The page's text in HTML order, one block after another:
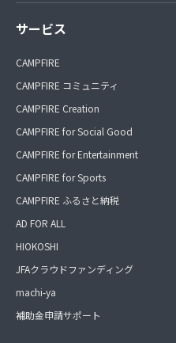
サービス
CAMPFIRE
CAMPFIRE コミュニティ
CAMPFIRE Creation
CAMPFIRE for Social Good
CAMPFIRE for Entertainment
CAMPFIRE for Sports
CAMPFIRE ふるさと納税
AD FOR ALL
HIOKOSHI
JFAクラウドファンディング
machi-ya
補助金申請サポート